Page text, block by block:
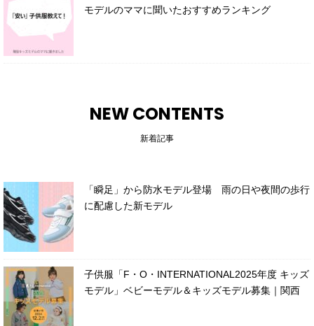
モデルのママに聞いたおすすめランキング
NEW CONTENTS
新着記事
「瞬足」から防水モデル登場 雨の日や夜間の歩行
に配慮した新モデル
子供服「F・O・INTERNATIONAL2025年度 キッズ
モデル」ベビーモデル＆キッズモデル募集｜関西